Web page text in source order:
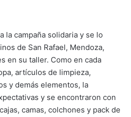
la campaña solidaria y se lo
de San Rafael, Mendoza,
en su taller. Como en cada
artículos de limpieza,
y demás elementos, la
y se encontraron con
camas, colchones y pack de